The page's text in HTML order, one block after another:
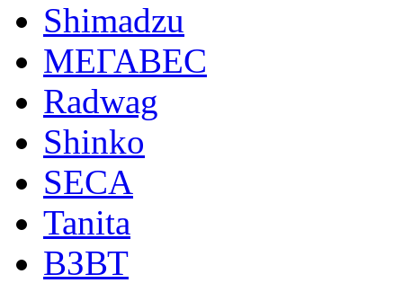
Shimadzu
МЕГАВЕС
Radwag
Shinko
SECA
Tanita
ВЗВТ